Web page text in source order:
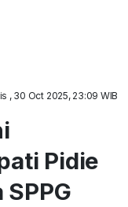
, 30 Oct 2025, 23:09 WIB
Pidie